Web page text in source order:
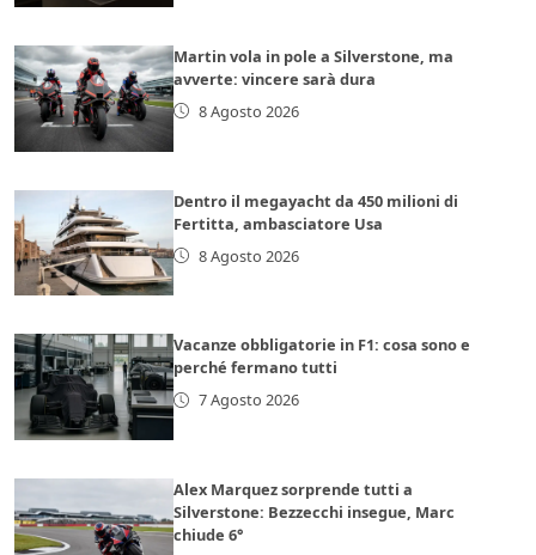
Martin vola in pole a Silverstone, ma
avverte: vincere sarà dura
8 Agosto 2026
Dentro il megayacht da 450 milioni di
Fertitta, ambasciatore Usa
8 Agosto 2026
Vacanze obbligatorie in F1: cosa sono e
perché fermano tutti
7 Agosto 2026
Alex Marquez sorprende tutti a
Silverstone: Bezzecchi insegue, Marc
chiude 6°